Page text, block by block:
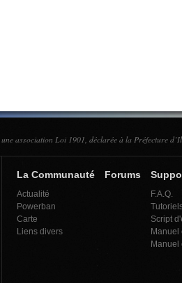
une association Loi 1901, déclarée à la Préfecture
La Communauté
Actualité
Powerban
Carte
Liens divers
Forums
F.A.Q.
Script
Manuel
Manuel